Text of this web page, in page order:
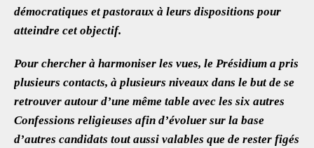
démocratiques et pastoraux à leurs dispositions pour
atteindre cet objectif.
Pour chercher à harmoniser les vues, le Présidium a pris
plusieurs contacts, à plusieurs niveaux dans le but de se
retrouver autour d’une même table avec les six autres
Confessions religieuses afin d’évoluer sur la base
d’autres candidats tout aussi valables que de rester figés